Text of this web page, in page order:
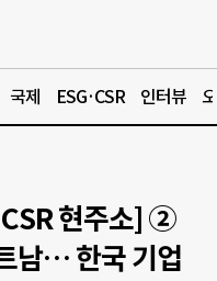
국제 ESG·CSR 인터뷰
현주소] ②
남… 한국 기업